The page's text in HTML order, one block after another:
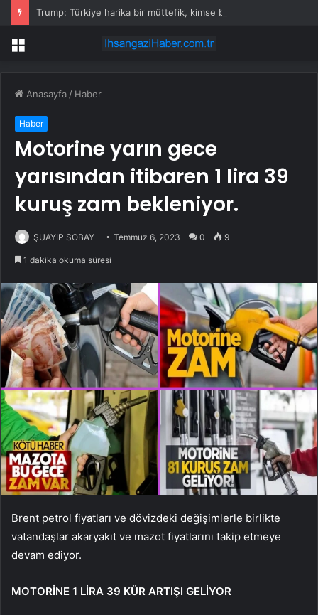
Menü
Anasayfa / Haber
Haber
Motorine yarın gece
yarısından itibaren 1 lira 39
kuruş zam bekleniyor.
ŞUAYIP SOBAY Temmuz 6, 2023 0 9
1 dakika okuma süresi
Brent petrol fiyatları ve dövizdeki değişimlerle birlikte
vatandaşlar akaryakıt ve mazot fiyatlarını takip etmeye
devam ediyor.
MOTORİNE 1 LİRA 39 KÜR ARTIŞI GELİYOR